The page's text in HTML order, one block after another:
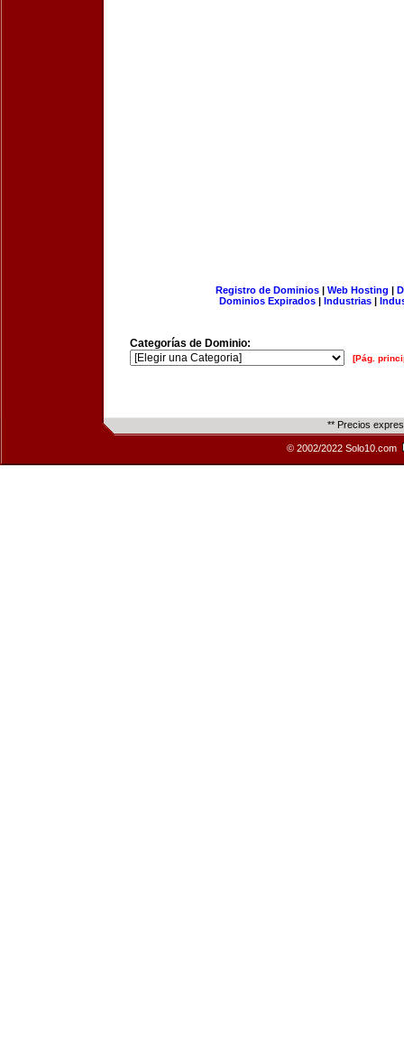
Registro de Dominios| Web Hosting |
Dominios Expirados | Industrias |
Categorías de Dominio:
[Pág.
** Precios
© 2002/2022 Solo10.com